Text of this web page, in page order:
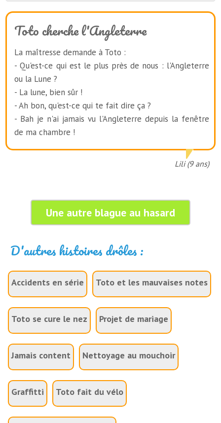
Toto cherche l'Angleterre
La maîtresse demande à Toto :
- Qu'est-ce qui est le plus près de nous : l'Angleterre
ou la Lune ?
- La lune, bien sûr !
- Ah bon, qu'est-ce qui te fait dire ça ?
- Bah je n'ai jamais vu l'Angleterre depuis la fenêtre
de ma chambre !
Lili (9 ans)
Une autre blague au hasard
D'autres histoires drôles :
Accidents en série Toto et les mauvaises notes
Toto se cure le nez Projet de mariage
Jamais content Nettoyage au mouchoir
Graffitti Toto fait du vélo